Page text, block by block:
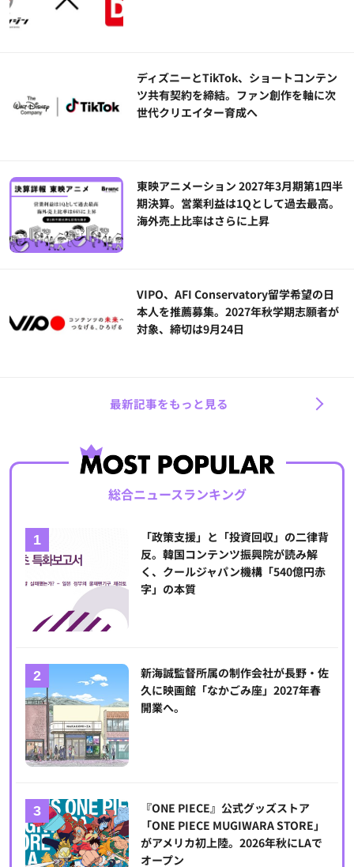
ディズニーとTikTok、ショートコンテン
ツ共有契約を締結。ファン創作を軸に次
世代クリエイター育成へ
東映アニメーション 2027年3月期第1四半
期決算。営業利益は1Qとして過去最高。
海外売上比率はさらに上昇
VIPO、AFI Conservatory留学希望の日
本人を推薦募集。2027年秋学期志願者が
対象、締切は9月24日
最新記事をもっと見る
総合ニュースランキング
「政策支援」と「投資回収」の二律背
反。韓国コンテンツ振興院が読み解
く、クールジャパン機構「540億円赤
字」の本質
新海誠監督所属の制作会社が長野・佐
久に映画館「なかごみ座」2027年春
開業へ。
『ONE PIECE』公式グッズストア
「ONE PIECE MUGIWARA STORE」
がアメリカ初上陸。2026年秋にLAで
オープン